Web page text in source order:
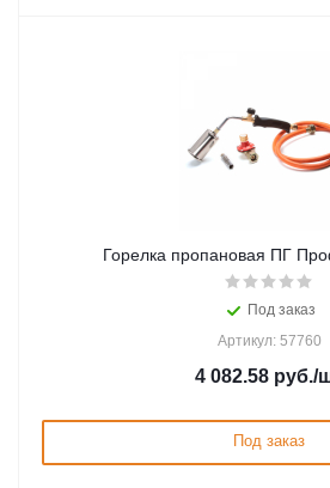
Горелка пропановая ПГ
Под заказ
Артикул: 57760
4 082.58 руб./
Под заказ